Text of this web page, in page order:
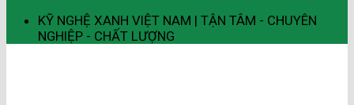
KỸ NGHỆ XANH VIỆT NAM | TẬN TÂM - CHUYÊN
NGHIỆP - CHẤT LƯỢNG